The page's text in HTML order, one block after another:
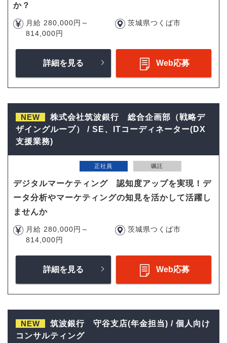
か？
月給 280,000円～
814,000円
茨城県つくば市
詳細を見る Web応募
NEW
株式会社筑波銀行 総合企画部（戦略デ
ザイングループ） / SE、ITコーディネーター(DX
支援業務)
正社員 嘱託
デジタルマーケティング 認知度アップを実現！デ
ータ分析やマーケティングの知見を活かして活躍し
ませんか
月給 280,000円～
814,000円
茨城県つくば市
詳細を見る Web応募
NEW
筑波銀行 守谷支店(年金担当) / 個人向け
コンサルティング